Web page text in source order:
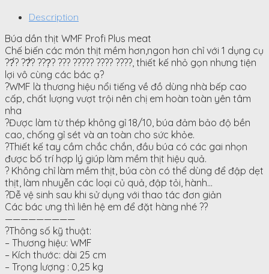
Description
Búa dần thịt WMF Profi Plus meat
Chế biến các món thịt mềm hơn,ngon hơn chỉ với 1 dụng cụ
??́? ??̂̀? ???̣? ??? ????? ???? ????, thiết kế nhỏ gọn nhưng tiện
lợi vô cùng các bác ạ?
?WMF là thương hiệu nổi tiếng về đồ dùng nhà bếp cao
cấp, chất lượng vượt trội nên chị em hoàn toàn yên tâm
nha
?Được làm từ thép không gỉ 18/10, búa đảm bảo độ bền
cao, chống gỉ sét và an toàn cho sức khỏe.
?Thiết kế tay cầm chắc chắn, đầu búa có các gai nhọn
được bố trí hợp lý giúp làm mềm thịt hiệu quả.
? Không chỉ làm mềm thịt, búa còn có thể dùng để đập dẹt
thịt, làm nhuyễn các loại củ quả, đập tỏi, hành…
?Dễ vệ sinh sau khi sử dụng với thao tác đơn giản
Các bác ưng thì liên hệ em để đặt hàng nhé ??
—————————
?Thông số kỹ thuật:
– Thương hiệu: WMF
– Kích thước: dài 25 cm
– Trọng lượng : 0,25 kg